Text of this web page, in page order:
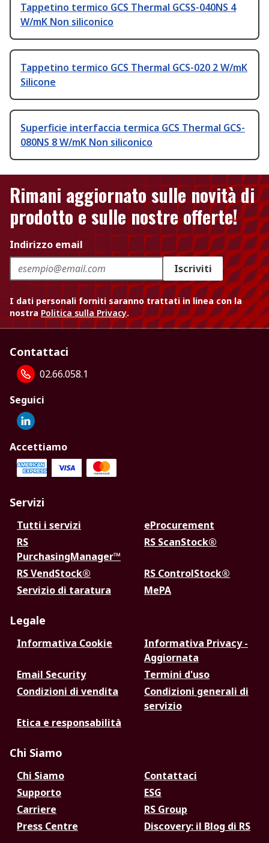
Tappetino termico GCS Thermal GCSS-040NS 4
W/mK Non siliconico
Tappetino termico GCS Thermal GCS-020 2 W/mK
Silicone
Superficie interfaccia termica GCS Thermal GCS-
080NS 8 W/mK Non siliconico
Rimani aggiornato sulle novità di
prodotto e sulle nostre offerte!
Indirizzo email
Iscriviti
I dati personali forniti saranno trattati in linea con la
nostra Politica sulla Privacy.
Contattaci
02.66.058.1
Seguici
Accettiamo
Servizi
Tutti i servizi
eProcurement
RS
PurchasingManager™
RS ScanStock®
RS VendStock®
RS ControlStock®
Servizio di taratura
MePA
Legale
Informativa Cookie
Informativa Privacy -
Aggiornata
Email Security
Termini d'uso
Condizioni di vendita
Condizioni generali di
servizio
Etica e responsabilità
Chi Siamo
Chi Siamo
Contattaci
Supporto
ESG
Carriere
RS Group
Press Centre
Discovery: il Blog di RS